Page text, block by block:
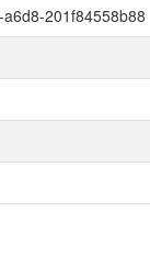
201f84558b88